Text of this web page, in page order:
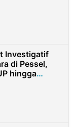
Investigatif
di Pessel,
hingga